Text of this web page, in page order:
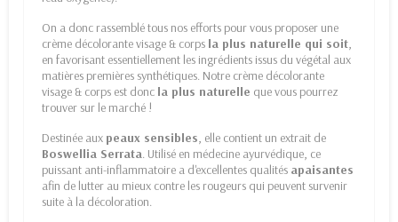
On a donc rassemblé tous nos efforts pour vous proposer une
crème décolorante visage & corps la plus naturelle qui soit,
en favorisant essentiellement les ingrédients issus du végétal aux
matières premières synthétiques. Notre crème décolorante
visage & corps est donc la plus naturelle que vous pourrez
trouver sur le marché !
Destinée aux peaux sensibles, elle contient un extrait de
Boswellia Serrata. Utilisé en médecine ayurvédique, ce
puissant anti-inflammatoire a d'excellentes qualités apaisantes
afin de lutter au mieux contre les rougeurs qui peuvent survenir
suite à la décoloration.